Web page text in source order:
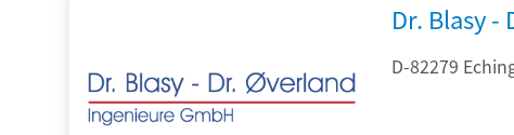
Dr. Blasy -
D-82279